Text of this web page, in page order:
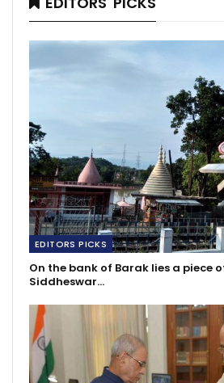
EDITORS PICKS
On the bank of Barak lies a piece
Siddheswar…